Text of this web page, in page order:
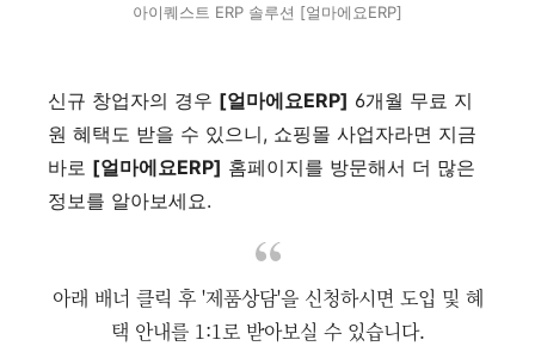
아이퀘스트 ERP 솔루션 [얼마에요ERP]
신규 창업자의 경우 [얼마에요ERP] 6개월 무료 지
원 혜택도 받을 수 있으니, 쇼핑몰 사업자라면 지금
바로 [얼마에요ERP] 홈페이지를 방문해서 더 많은
정보를 알아보세요.
아래 배너 클릭 후 '제품상담'을 신청하시면 도입 및 혜
택 안내를 1:1로 받아보실 수 있습니다.